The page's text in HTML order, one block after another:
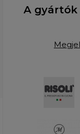
A gyártók